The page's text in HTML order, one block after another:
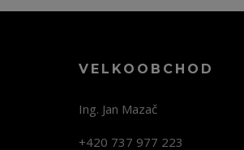
VELKOOBCHOD
Ing. Jan Mazač
+420 737 977 223